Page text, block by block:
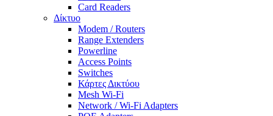
Card Readers
Δίκτυο
Modem / Routers
Range Extenders
Powerline
Access Points
Switches
Κάρτες Δικτύου
Mesh Wi-Fi
Network / Wi-Fi Adapters